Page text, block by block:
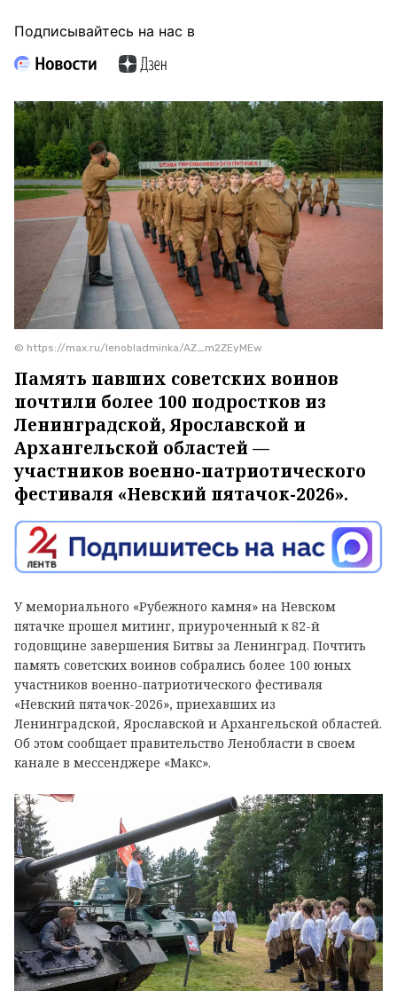
Подписывайтесь на нас в
© https://max.ru/lenobladminka/AZ_m2ZEyMEw
Память павших советских воинов
почтили более 100 подростков из
Ленинградской, Ярославской и
Архангельской областей —
участников военно-патриотического
фестиваля «Невский пятачок-2026».
У мемориального «Рубежного камня» на Невском
пятачке прошел митинг, приуроченный к 82-й
годовщине завершения Битвы за Ленинград. Почтить
память советских воинов собрались более 100 юных
участников военно-патриотического фестиваля
«Невский пятачок-2026», приехавших из
Ленинградской, Ярославской и Архангельской областей.
Об этом сообщает правительство Ленобласти в своем
канале в мессенджере «Макс».